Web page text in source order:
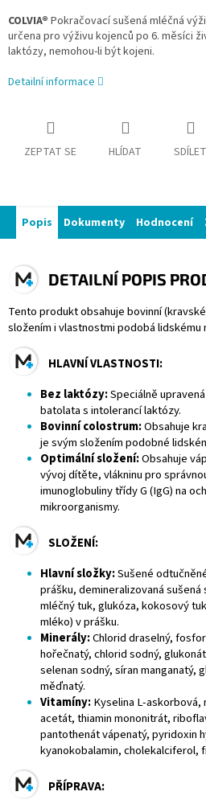
COLVIA® Pokračovací sušená mléčná
určena pro výživu kojenců po 6. měsíci
laktózy, nemohou-li být kojeni.
Detailní informace
ZEPTAT SE HLÍDAT SDÍLET
Popis Dokumenty Hodnocení
DETAILNÍ POPIS
Tento produkt obsahuje bovinní
složením i vlastnostmi podobá lidskému
HLAVNÍ VLASTNOSTI:
Bez laktózy:Speciálně
batolata s intolerancí laktózy.
Bovinní colostrum:Obsahuje
je svým složením podobné
Optimální složení:Obsahuje
vývoj dítěte, vlákninu pro
imunoglobuliny třídy G (IgG) na
mikroorganismy.
SLOŽENÍ:
Hlavní složky:Sušené
prášku, demineralizovaná
mléčný tuk, glukóza, kokosový
mléko) v prášku.
Minerály:Chlorid draselný,
hořečnatý, chlorid sodný,
selenan sodný, síran manganatý,
měďnatý.
Vitamíny:Kyselina L-
acetát, thiamin mononitrát,
pantothenát vápenatý, pyridoxin
kyanokobalamin, cholekalciferol,
PŘÍPRAVA: